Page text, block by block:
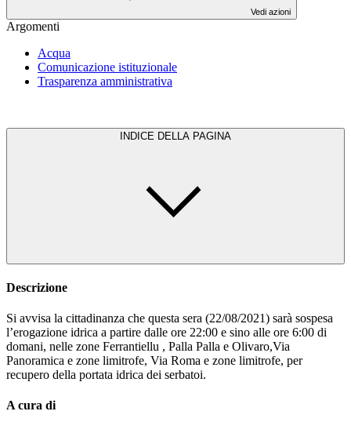
Vedi azioni
Argomenti
Acqua
Comunicazione istituzionale
Trasparenza amministrativa
INDICE DELLA PAGINA
Descrizione
Si avvisa la cittadinanza che questa sera (22/08/2021) sarà sospesa
l’erogazione idrica a partire dalle ore 22:00 e sino alle ore 6:00 di
domani, nelle zone Ferrantiellu , Palla Palla e Olivaro,Via
Panoramica e zone limitrofe, Via Roma e zone limitrofe, per
recupero della portata idrica dei serbatoi.
A cura di